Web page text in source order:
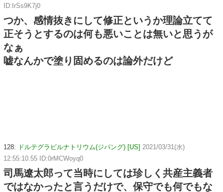
ID:IrSs9K7j0
つか、感情抜きにして修正というか理論立てて
正そうとするのは何も悪いことは無いと思うが
なぁ
嘘なんかで塗り固めるのは論外だけど
128: ドルテグラビルナトリウム(ジパング) [US] 2021/03/31(水)
12:55:10.55 ID:0rMCWoyq0
司馬遼太郎って当時にしては珍しく共産主義者
ではなかったと言うだけで、保守でも何でもな